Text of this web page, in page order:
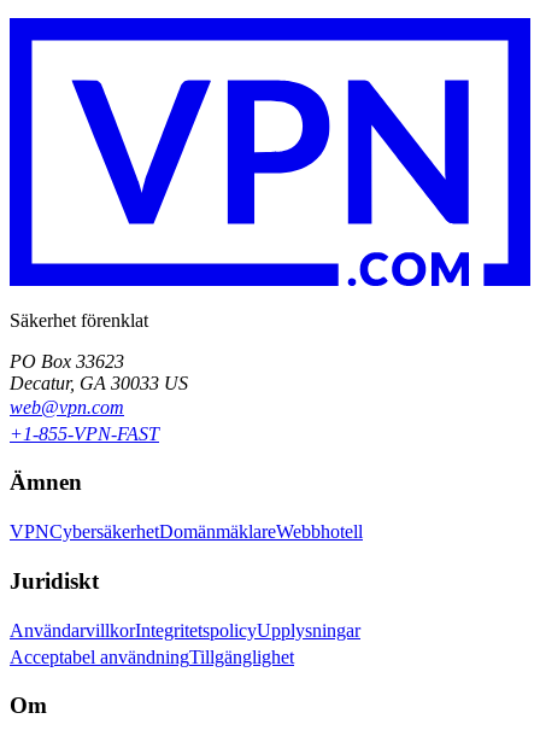
Säkerhet förenklat
PO Box 33623
Decatur, GA 30033 US
web@vpn.com
+1-855-VPN-FAST
Ämnen
VPNCybersäkerhetDomänmäklareWebbhotell
Juridiskt
AnvändarvillkorIntegritetspolicyUpplysningar
Acceptabel användningTillgänglighet
Om